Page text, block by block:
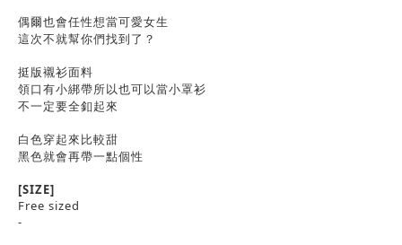
偶爾也會任性想當可愛女生
這次不就幫你們找到了？
挺版襯衫面料
領口有小綁帶所以也可以當小罩衫
不一定要全釦起來
白色穿起來比較甜
黑色就會再帶一點個性
[SIZE]
Free sized
-